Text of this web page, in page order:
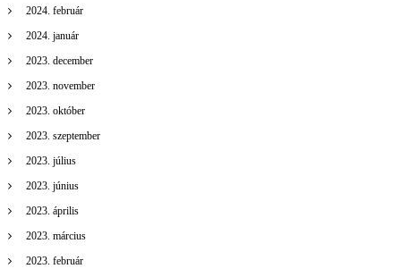
2024. február
2024. január
2023. december
2023. november
2023. október
2023. szeptember
2023. július
2023. június
2023. április
2023. március
2023. február